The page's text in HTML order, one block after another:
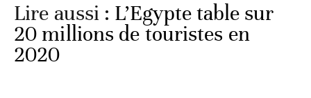
Lire aussi : L’Egypte table sur
20 millions de touristes en
2020